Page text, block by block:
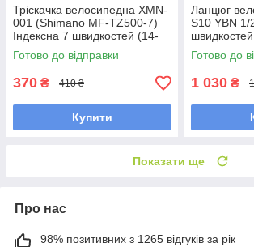
Тріскачка велосипедна XMN-
001 (Shimano MF-TZ500-7)
Індексна 7 швидкостей (14-
28T)
Готово до відправки
370 ₴ 410 ₴
Купити
Ланцюг
S10 YBN 1/
Silver/Silver
Готово до
1 030 ₴
Показати ще
Про нас
98% позитивних з 1265 відгуків за рік